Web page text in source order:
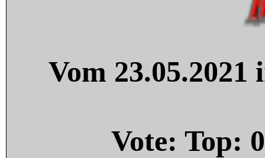
Vom
Vote: Top: 0